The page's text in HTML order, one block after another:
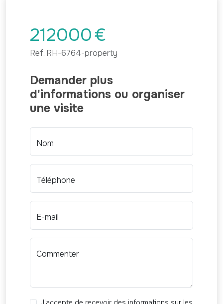
212000€
Ref. RH-6764-property
Demander plus
d'informations ou organiser
une visite
Nom
Téléphone
E-mail
Commenter